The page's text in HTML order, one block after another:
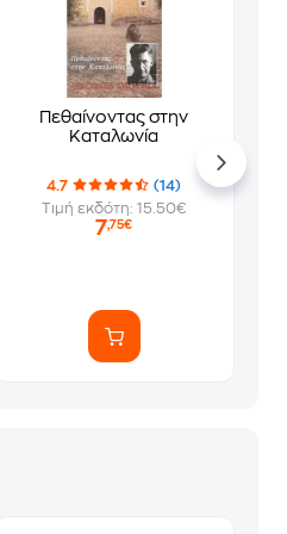
Πεθαίνοντας στην
Καταλωνία
4.7
(14)
Τιμή εκδότη: 15.50€
7,75€